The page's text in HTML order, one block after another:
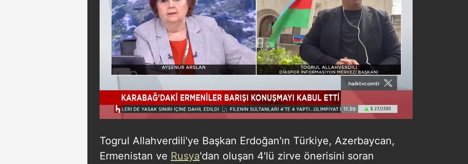
mevzuata uygun olarak kullanılan çerezlerle ilgili bilgi almak için lütfentıklayınız
Togrul Allahverdili'ye Başkan Erdoğan'ın Türkiye, Azerbaycan,
Ermenistan ve Rusya'dan oluşan 4'lü zirve önerisini soran